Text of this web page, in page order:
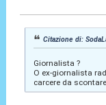
Citazione di:
Giornalista ?
O ex-giornalista
carcere da